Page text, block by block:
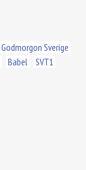
Godmorgon Sverige
Babel SVT1